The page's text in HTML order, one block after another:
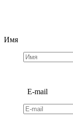
Имя
E-mail